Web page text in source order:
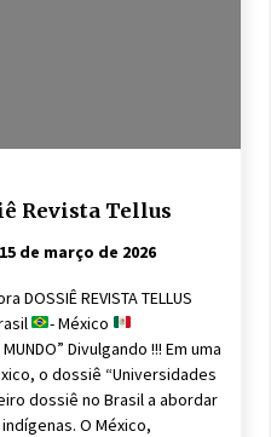
Revista Tellus
de março de 2026
DOSSIÊ REVISTA TELLUS
- México
MUNDO” Divulgando !!! Em uma
o dossiê “Universidades
dossiê no Brasil a abordar
O México,